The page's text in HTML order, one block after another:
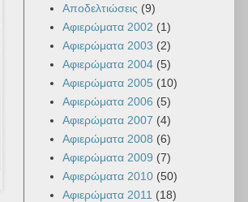
Αποδελτιώσεις (9)
Αφιερώματα 2002 (1)
Αφιερώματα 2003 (2)
Αφιερώματα 2004 (5)
Αφιερώματα 2005 (10)
Αφιερώματα 2006 (5)
Αφιερώματα 2007 (4)
Αφιερώματα 2008 (6)
Αφιερώματα 2009 (7)
Αφιερώματα 2010 (50)
Αφιερώματα 2011 (18)